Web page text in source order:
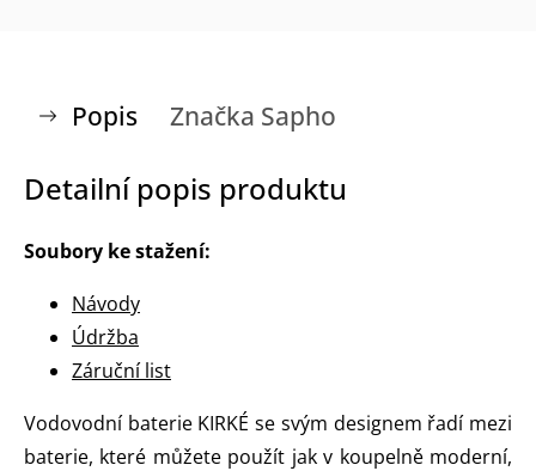
Popis Značka Sapho
Detailní popis produktu
Soubory ke stažení:
Návody
Údržba
Záruční list
Vodovodní baterie KIRKÉ se svým designem řadí mezi
baterie, které můžete použít jak v koupelně moderní,